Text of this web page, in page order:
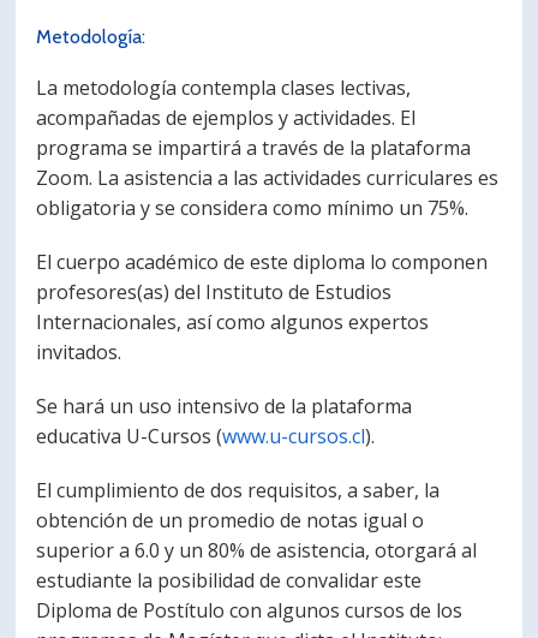
Metodología:
La metodología contempla clases lectivas,
acompañadas de ejemplos y actividades. El
programa se impartirá a través de la plataforma
Zoom. La asistencia a las actividades curriculares es
obligatoria y se considera como mínimo un 75%.
El cuerpo académico de este diploma lo componen
profesores(as) del Instituto de Estudios
Internacionales, así como algunos expertos
invitados.
Se hará un uso intensivo de la plataforma
educativa U-Cursos (www.u-cursos.cl).
El cumplimiento de dos requisitos, a saber, la
obtención de un promedio de notas igual o
superior a 6.0 y un 80% de asistencia, otorgará al
estudiante la posibilidad de convalidar este
Diploma de Postítulo con algunos cursos de los